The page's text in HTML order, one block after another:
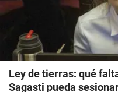
Ley de tierras: qué
Sagasti pueda